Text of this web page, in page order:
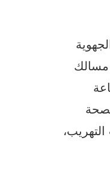
مسالك